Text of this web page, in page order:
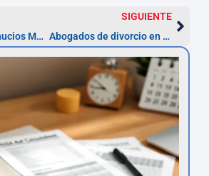
Abogados desahucios Marbella — Plazos desde 3 meses
SIGUIENTE
Abogados de divorcio en Marbella: plazos y costes (desde 3 meses)